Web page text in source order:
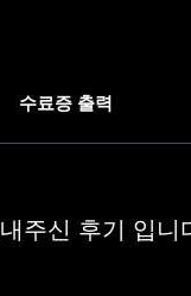
수료증 출력
주신 후기 입니